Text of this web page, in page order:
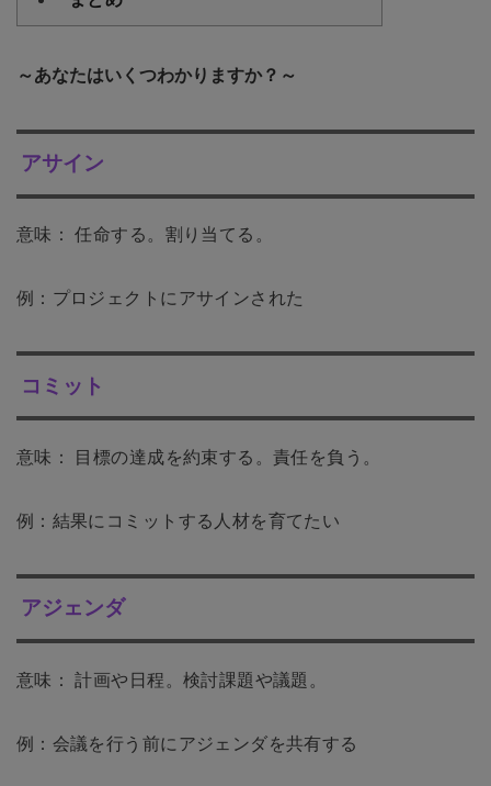
～あなたはいくつわかりますか？～
アサイン
意味： 任命する。割り当てる。
例：プロジェクトにアサインされた
コミット
意味： 目標の達成を約束する。責任を負う。
例：結果にコミットする人材を育てたい
アジェンダ
意味： 計画や日程。検討課題や議題。
例：会議を行う前にアジェンダを共有する